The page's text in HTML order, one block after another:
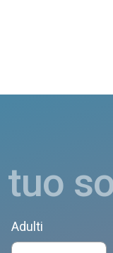
Adulti